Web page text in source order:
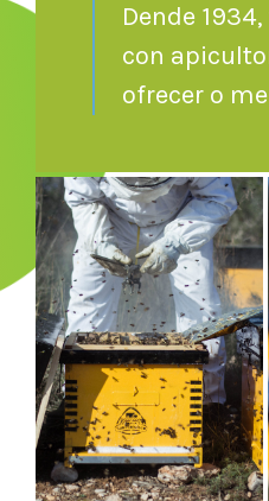
Dende
con
ofrecer o